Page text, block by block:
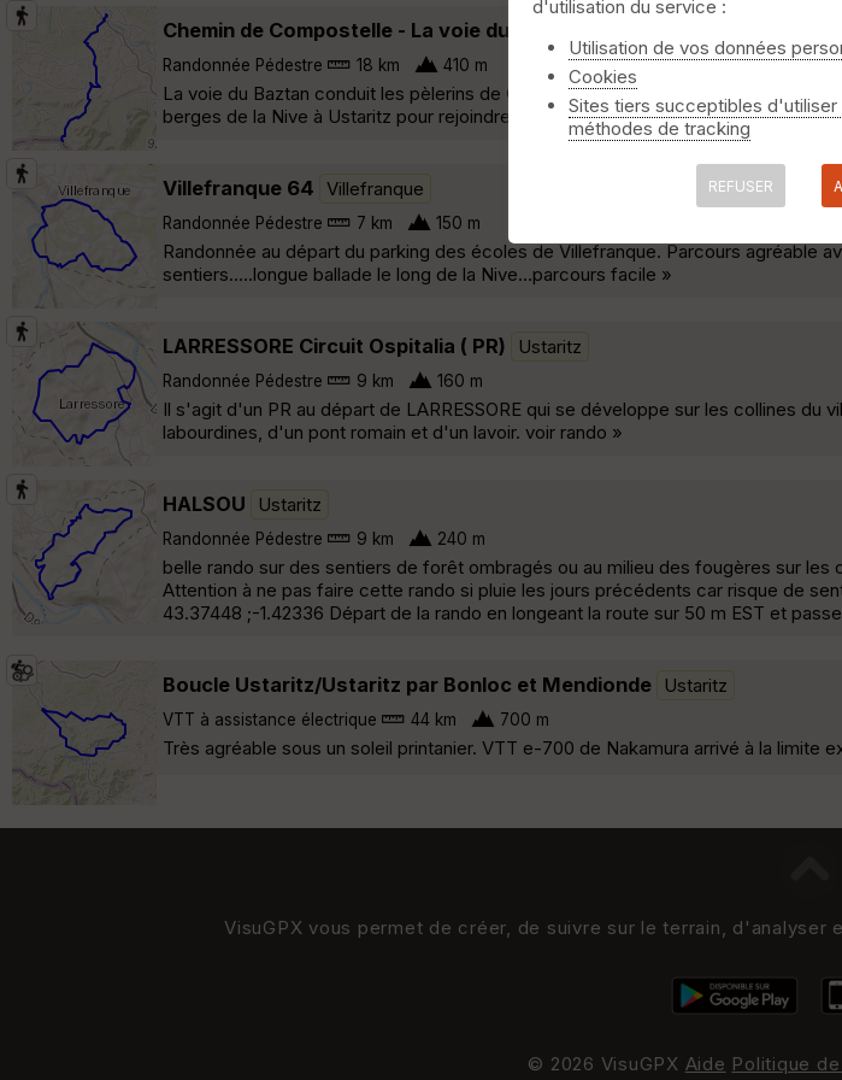
Chemin de Compostelle - La voie du Baztan d'Ustaritz à Dantxaria
Randonnée Pédestre 18 km 410 m
La voie du Baztan conduit les pèlerins de Compostelle de Bayonne à
berges de la Nive à Ustaritz pour rejoindre Dantxaria et Urdax. C'est cette partie
Villefranque 64 Villefranque
Randonnée Pédestre 7 km 150 m
Randonnée au départ du parking des écoles de Villefranque. Parcours agréable
sentiers.....longue ballade le long de la Nive...parcours facile »
LARRESSORE Circuit Ospitalia ( PR) Ustaritz
Randonnée Pédestre 9 km 160 m
Il s'agit d'un PR au départ de LARRESSORE qui se développe sur les collines du
labourdines, d'un pont romain et d'un lavoir. voir rando »
HALSOU Ustaritz
Randonnée Pédestre 9 km 240 m
belle rando sur des sentiers de forêt ombragés ou au milieu des fougères sur les
Attention à ne pas faire cette rando si pluie les jours précédents car risque de
43.37448 ;-1.42336 Départ de la rando en longeant la route sur 50 m EST et
Boucle Ustaritz/Ustaritz par Bonloc et Mendionde Ustaritz
VTT à assistance électrique 44 km 700 m
Très agréable sous un soleil printanier. VTT e-700 de Nakamura arrivé à la limite
VisuGPX vous permet de créer, de suivre sur le terrain,
© 2026 VisuGPX Aide Politique
d'utilisation du service :
Utilisation de vos données
Cookies
Sites tiers succeptibles
méthodes de tracking
REFUSER